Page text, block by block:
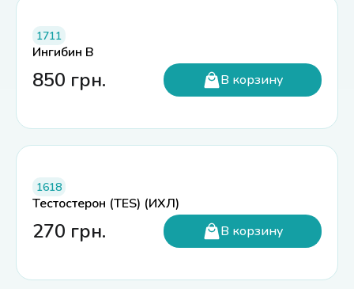
1711
Ингибин В
850 грн. В корзину
1618
Тестостерон (TES) (ИХЛ)
270 грн. В корзину